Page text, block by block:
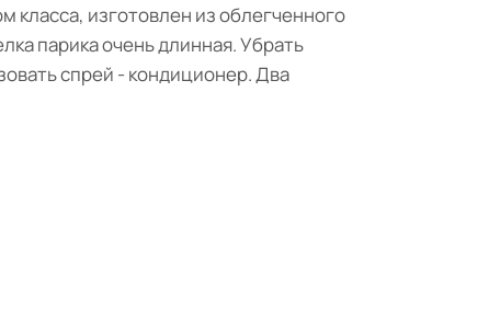
класса, изготовлен из облегченного
парика очень длинная. Убрать
спрей - кондиционер. Два